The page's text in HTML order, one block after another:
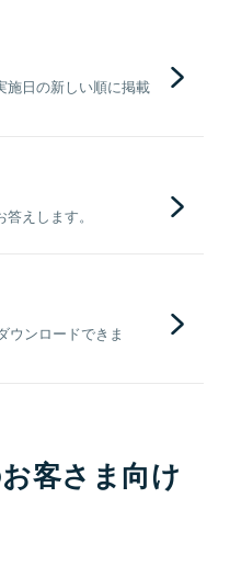
施日の新しい順に掲載
えします。
ウンロードできま
客さま向け